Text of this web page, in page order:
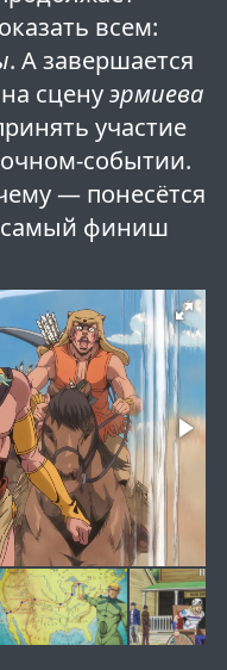
всем:
. А завершается
сценуэрмиева
участие
событии.
— понесётся
самый финиш